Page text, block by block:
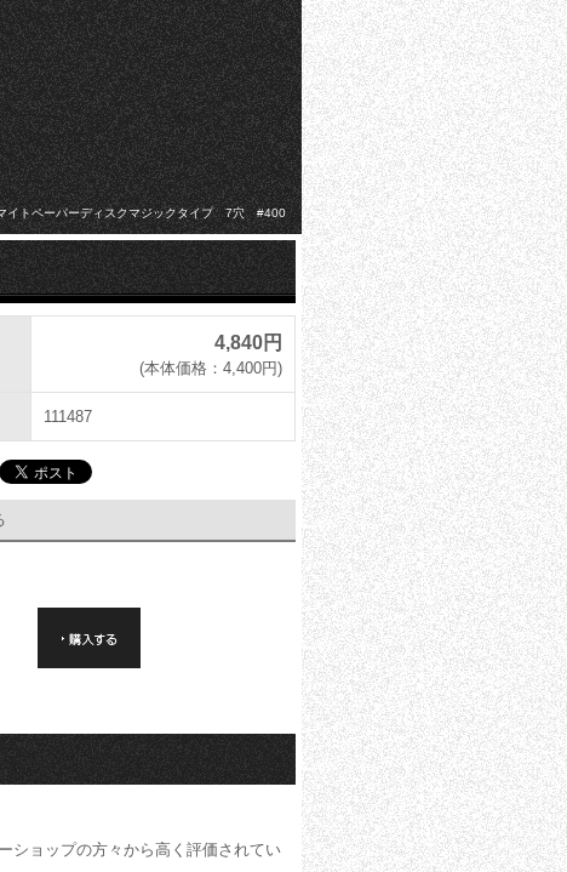
イトペーパーディスクマジックタイプ 7穴 #400
4,840円
(本体価格：4,400円)
111487
ショップの方々から高く評価されてい